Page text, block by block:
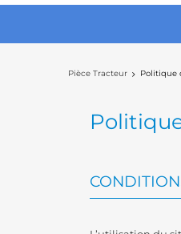
Pièce Tracteur Politique